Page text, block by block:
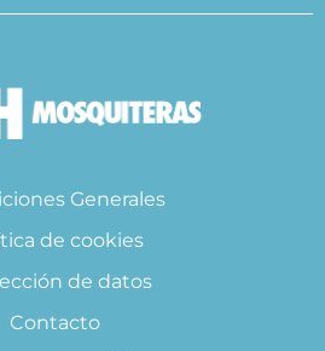
Generales
de cookies
de datos
Contacto